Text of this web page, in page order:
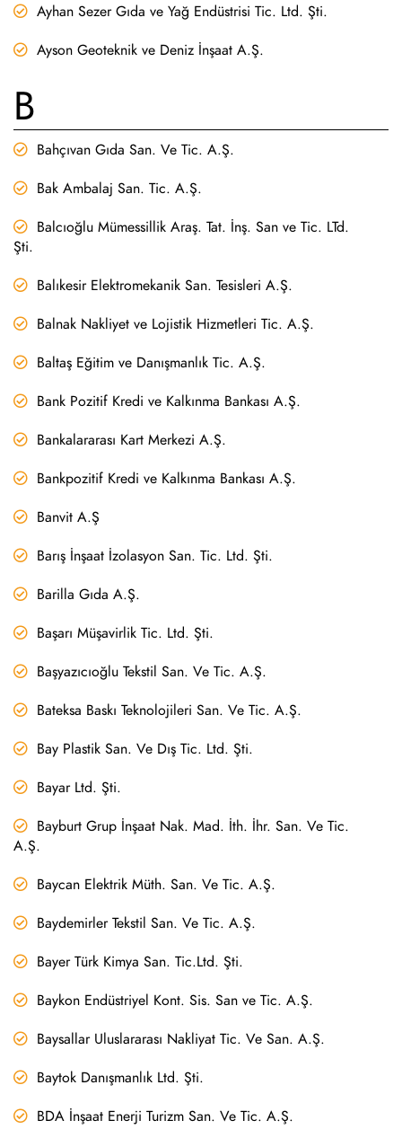
Ayhan Sezer Gıda ve Yağ Endüstrisi Tic. Ltd. Şti.
Ayson Geoteknik ve Deniz İnşaat A.Ş.
B
Bahçıvan Gıda San. Ve Tic. A.Ş.
Bak Ambalaj San. Tic. A.Ş.
Balcıoğlu Mümessillik Araş. Tat. İnş. San ve Tic. LTd.
Şti.
Balıkesir Elektromekanik San. Tesisleri A.Ş.
Balnak Nakliyet ve Lojistik Hizmetleri Tic. A.Ş.
Baltaş Eğitim ve Danışmanlık Tic. A.Ş.
Bank Pozitif Kredi ve Kalkınma Bankası A.Ş.
Bankalararası Kart Merkezi A.Ş.
Bankpozitif Kredi ve Kalkınma Bankası A.Ş.
Banvit A.Ş
Barış İnşaat İzolasyon San. Tic. Ltd. Şti.
Barilla Gıda A.Ş.
Başarı Müşavirlik Tic. Ltd. Şti.
Başyazıcıoğlu Tekstil San. Ve Tic. A.Ş.
Bateksa Baskı Teknolojileri San. Ve Tic. A.Ş.
Bay Plastik San. Ve Dış Tic. Ltd. Şti.
Bayar Ltd. Şti.
Bayburt Grup İnşaat Nak. Mad. İth. İhr. San. Ve Tic.
A.Ş.
Baycan Elektrik Müth. San. Ve Tic. A.Ş.
Baydemirler Tekstil San. Ve Tic. A.Ş.
Bayer Türk Kimya San. Tic.Ltd. Şti.
Baykon Endüstriyel Kont. Sis. San ve Tic. A.Ş.
Baysallar Uluslararası Nakliyat Tic. Ve San. A.Ş.
Baytok Danışmanlık Ltd. Şti.
BDA İnşaat Enerji Turizm San. Ve Tic. A.Ş.